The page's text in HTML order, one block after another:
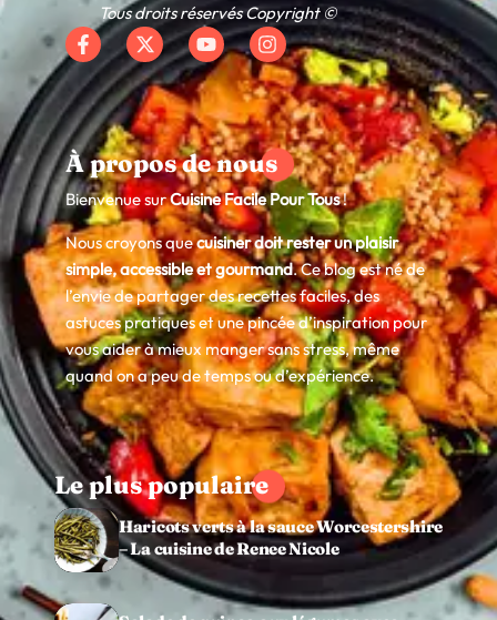
Tous droits réservés Copyright ©
À propos de nous
Bienvenue surCuisine Facile Pour Tous!
Nous croyons quecuisiner doit rester un plaisir
simple, accessible et gourmand. Ce blog est né de
l’envie de partager des recettes faciles, des
astuces pratiques et une pincée d’inspiration pour
vous aider à mieux manger sans stress, même
quand on a peu de temps ou d’expérience.
Le plus populaire
Haricots verts à la sauce Worcestershire
– La cuisine de Renee Nicole